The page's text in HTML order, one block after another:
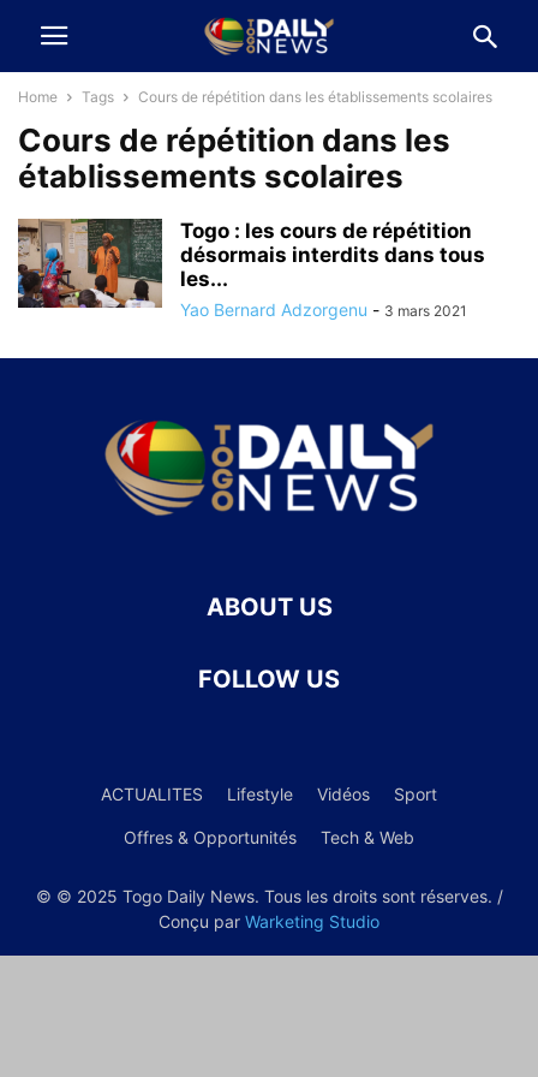
Home Tags Cours de répétition dans les établissements scolaires
Cours de répétition dans les
établissements scolaires
Togo : les cours de répétition
désormais interdits dans tous
les...
Yao Bernard Adzorgenu - 3 mars 2021
ABOUT US
FOLLOW US
ACTUALITES Lifestyle Vidéos Sport
Offres & Opportunités Tech & Web
© © 2025 Togo Daily News. Tous les droits sont réserves. /
Conçu par Warketing Studio